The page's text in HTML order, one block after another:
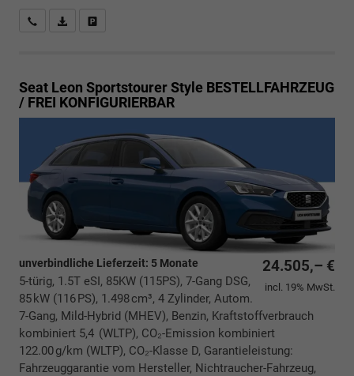
Rückrufbitte absenden
PDF-Datei, Fahrzeugexposé drucken
Seat Leon SportstourerStyle BESTELLFAHRZEUG
/ FREI KONFIGURIERBAR
24.505,– €
incl. 19% MwSt.
unverbindliche Lieferzeit: 5 Monate
5-türig, 1.5T eSI, 85KW (115PS), 7-Gang DSG,
85 kW (116 PS), 1.498 cm³, 4 Zylinder, Autom.
7-Gang, Mild-Hybrid (MHEV), Benzin, Kraftstoffverbrauch
kombiniert 5,4 (WLTP), CO₂-Emission kombiniert
122.00 g/km (WLTP), CO₂-Klasse D, Garantieleistung:
Fahrzeuggarantie vom Hersteller, Nichtraucher-Fahrzeug,